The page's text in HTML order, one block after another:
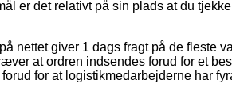
er det relativt på sin plads at du
nettet giver 1 dags fragt på de fleste
at ordren indsendes forud for et
for at logistikmedarbejderne har